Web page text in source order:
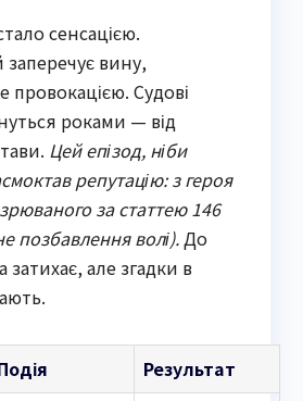
сенсацією.
вину,
провокацією. Судові
роками — від
Цей епізод, ніби
репутацію: з героя
за статтею 146
позбавлення волі). До
затихає, але згадки в
Результат